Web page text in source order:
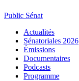
Public Sénat
Actualités
Sénatoriales 2026
Émissions
Documentaires
Podcasts
Programme